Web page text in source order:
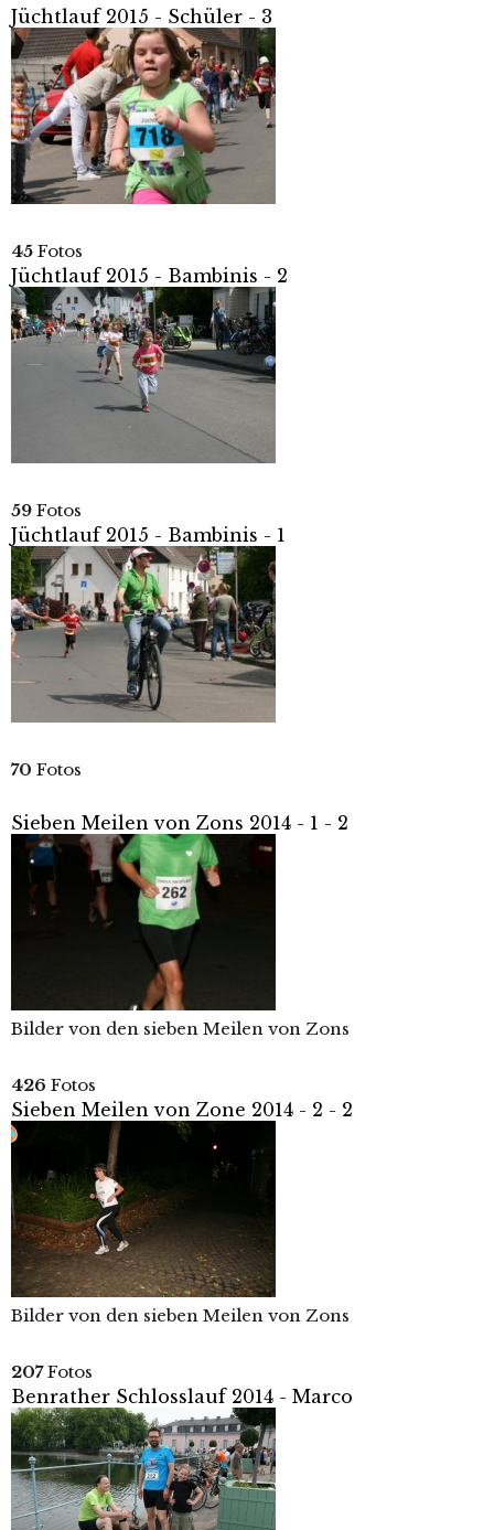
Jüchtlauf 2015 - Schüler - 3
45 Fotos
Jüchtlauf 2015 - Bambinis - 2
59 Fotos
Jüchtlauf 2015 - Bambinis - 1
70 Fotos
Sieben Meilen von Zons 2014 - 1 - 2
Bilder von den sieben Meilen von Zons
426 Fotos
Sieben Meilen von Zone 2014 - 2 - 2
Bilder von den sieben Meilen von Zons
207Fotos
Benrather Schlosslauf 2014 - Marco